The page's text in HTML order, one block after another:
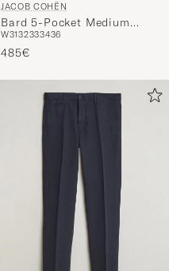
JACOB COHËN
Bard 5-Pocket Medium
Corduroy Trousers Taupe
W3132333436
485€